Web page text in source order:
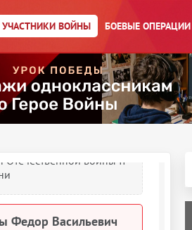
УЧАСТНИКИ ВОЙНЫ БОЕВЫЕ ОПЕРАЦИИ
награждении
Федор Васильевич
награждений
Отечественной войны II
Федор Васильевич